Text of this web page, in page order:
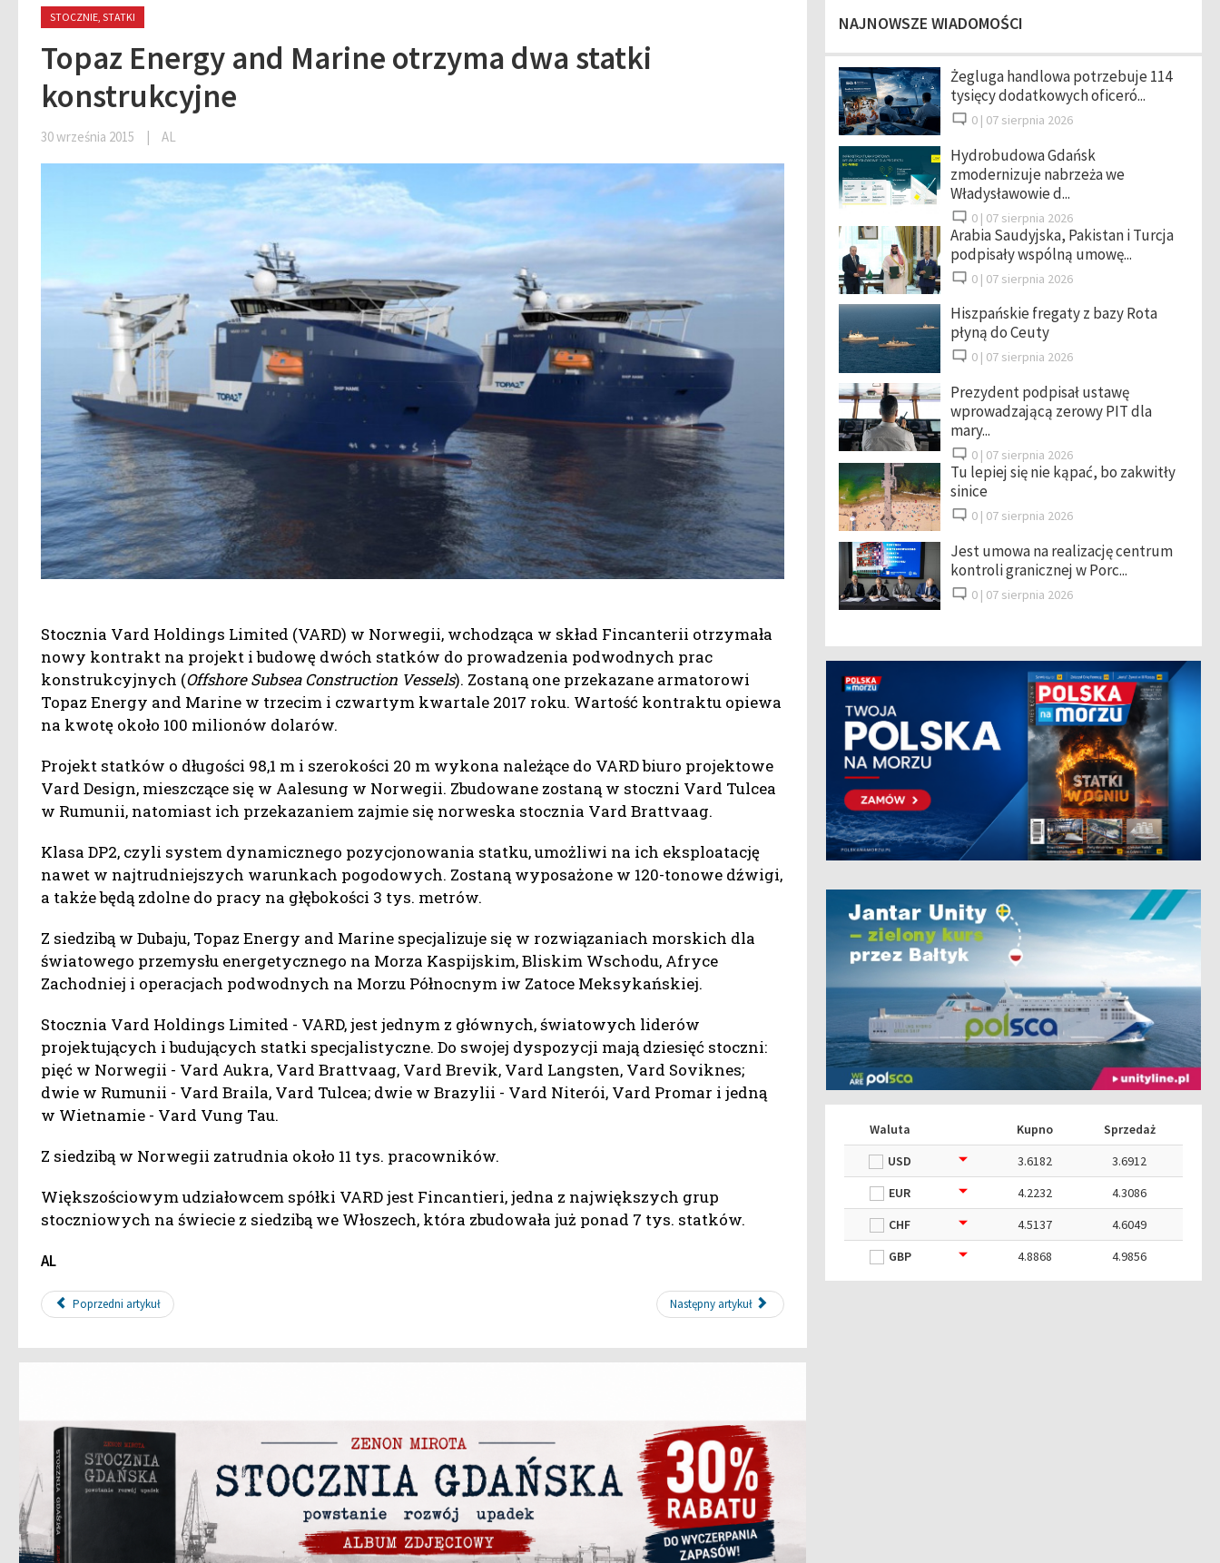
STOCZNIE, STATKI
Topaz Energy and Marine otrzyma dwa statki
konstrukcyjne
30 września 2015 | AL
Stocznia Vard Holdings Limited (VARD) w Norwegii, wchodząca w skład Fincanterii otrzymała
nowy kontrakt na projekt i budowę dwóch statków do prowadzenia podwodnych prac
konstrukcyjnych (Offshore Subsea Construction Vessels). Zostaną one przekazane armatorowi
Topaz Energy and Marine w trzecim i czwartym kwartale 2017 roku. Wartość kontraktu opiewa
na kwotę około 100 milionów dolarów.
Projekt statków o długości 98,1 m i szerokości 20 m wykona należące do VARD biuro projektowe
Vard Design, mieszczące się w Aalesung w Norwegii. Zbudowane zostaną w stoczni Vard Tulcea
w Rumunii, natomiast ich przekazaniem zajmie się norweska stocznia Vard Brattvaag.
Klasa DP2, czyli system dynamicznego pozycjonowania statku, umożliwi na ich eksploatację
nawet w najtrudniejszych warunkach pogodowych. Zostaną wyposażone w 120-tonowe dźwigi,
a także będą zdolne do pracy na głębokości 3 tys. metrów.
Z siedzibą w Dubaju, Topaz Energy and Marine specjalizuje się w rozwiązaniach morskich dla
światowego przemysłu energetycznego na Morza Kaspijskim, Bliskim Wschodu, Afryce
Zachodniej i operacjach podwodnych na Morzu Północnym iw Zatoce Meksykańskiej.
Stocznia Vard Holdings Limited - VARD, jest jednym z głównych, światowych liderów
projektujących i budujących statki specjalistyczne. Do swojej dyspozycji mają dziesięć stoczni:
pięć w Norwegii - Vard Aukra, Vard Brattvaag, Vard Brevik, Vard Langsten, Vard Soviknes;
dwie w Rumunii - Vard Braila, Vard Tulcea; dwie w Brazylii - Vard Niterói, Vard Promar i jedną
w Wietnamie - Vard Vung Tau.
Z siedzibą w Norwegii zatrudnia około 11 tys. pracowników.
Większościowym udziałowcem spółki VARD jest Fincantieri, jedna z największych grup
stoczniowych na świecie z siedzibą we Włoszech, która zbudowała już ponad 7 tys. statków.
AL
Poprzedni artykuł Następny artykuł
NAJNOWSZE WIADOMOŚCI
Żegluga handlowa potrzebuje 114
tysięcy dodatkowych oficeró...
0 | 07 sierpnia 2026
Hydrobudowa Gdańsk
zmodernizuje nabrzeża we
Władysławowie d...
0 | 07 sierpnia 2026
Arabia Saudyjska, Pakistan i Turcja
podpisały wspólną umowę...
0 | 07 sierpnia 2026
Hiszpańskie fregaty z bazy Rota
płyną do Ceuty
0 | 07 sierpnia 2026
Prezydent podpisał ustawę
wprowadzającą zerowy PIT dla
mary...
0 | 07 sierpnia 2026
Tu lepiej się nie kąpać, bo zakwitły
sinice
0 | 07 sierpnia 2026
Jest umowa na realizację centrum
kontroli granicznej w Porc...
0 | 07 sierpnia 2026
Waluta Kupno
Sprzedaż
USD
3.6182
3.6912
EUR
4.2232
4.3086
CHF
4.5137
4.6049
GBP
4.8868 4.9856